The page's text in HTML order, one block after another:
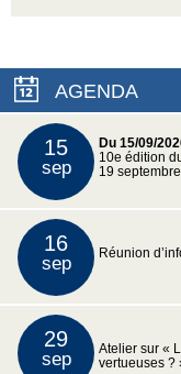
AGENDA
15
sep
Du 15/09/
10e édition
19
16
sep Réunion
29
sep
Atelier sur «
vertueuses ?